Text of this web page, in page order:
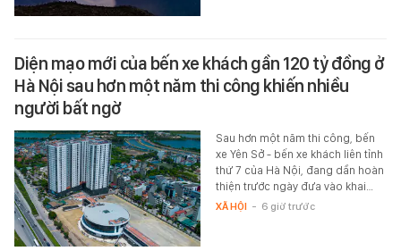
Diện mạo mới của bến xe khách gần 120 tỷ đồng ở
Hà Nội sau hơn một năm thi công khiến nhiều
người bất ngờ
Sau hơn một năm thi công, bến
xe Yên Sở - bến xe khách liên tỉnh
thứ 7 của Hà Nội, đang dần hoàn
thiện trước ngày đưa vào khai…
XÃ HỘI - 6 giờ trước